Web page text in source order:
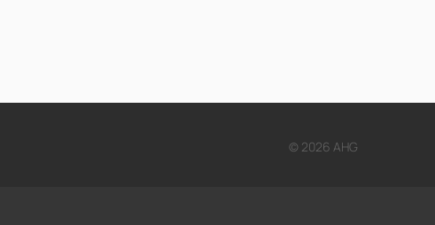
© 2026 AHG